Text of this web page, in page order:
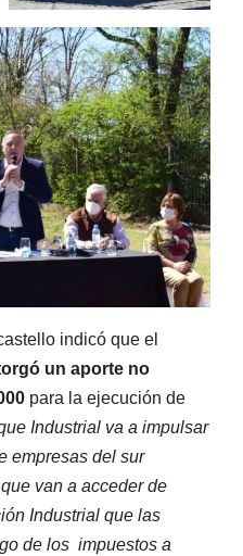
indicó que el
un aporte no
para la ejecución de
Industrial va a impulsar
empresas del sur
van a acceder de
Industrial que las
de los impuestos a